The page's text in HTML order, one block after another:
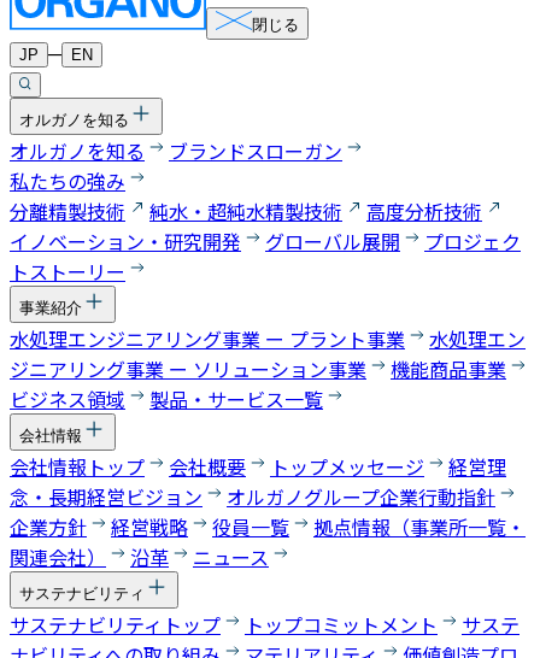
閉じる
JP ─ EN
オルガノを知る
オルガノを知る
ブランドスローガン
私たちの強み
分離精製技術
純水・超純水精製技術
高度分析技術
イノベーション・研究開発
グローバル展開
プロジェク
トストーリー
事業紹介
水処理エンジニアリング事業 ー プラント事業
水処理エン
ジニアリング事業 ー ソリューション事業
機能商品事業
ビジネス領域
製品・サービス一覧
会社情報
会社情報トップ 会社概要 トップメッセージ
経営理
念・長期経営ビジョン
オルガノグループ企業行動指針
企業方針
経営戦略 役員一覧
拠点情報（事業所一覧・
関連会社）
沿革 ニュース
サステナビリティ
サステナビリティトップ トップコミットメント
サステ